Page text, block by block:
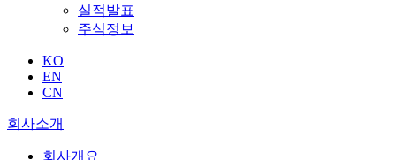
실적발표
주식정보
KO
EN
CN
회사소개
회사개요